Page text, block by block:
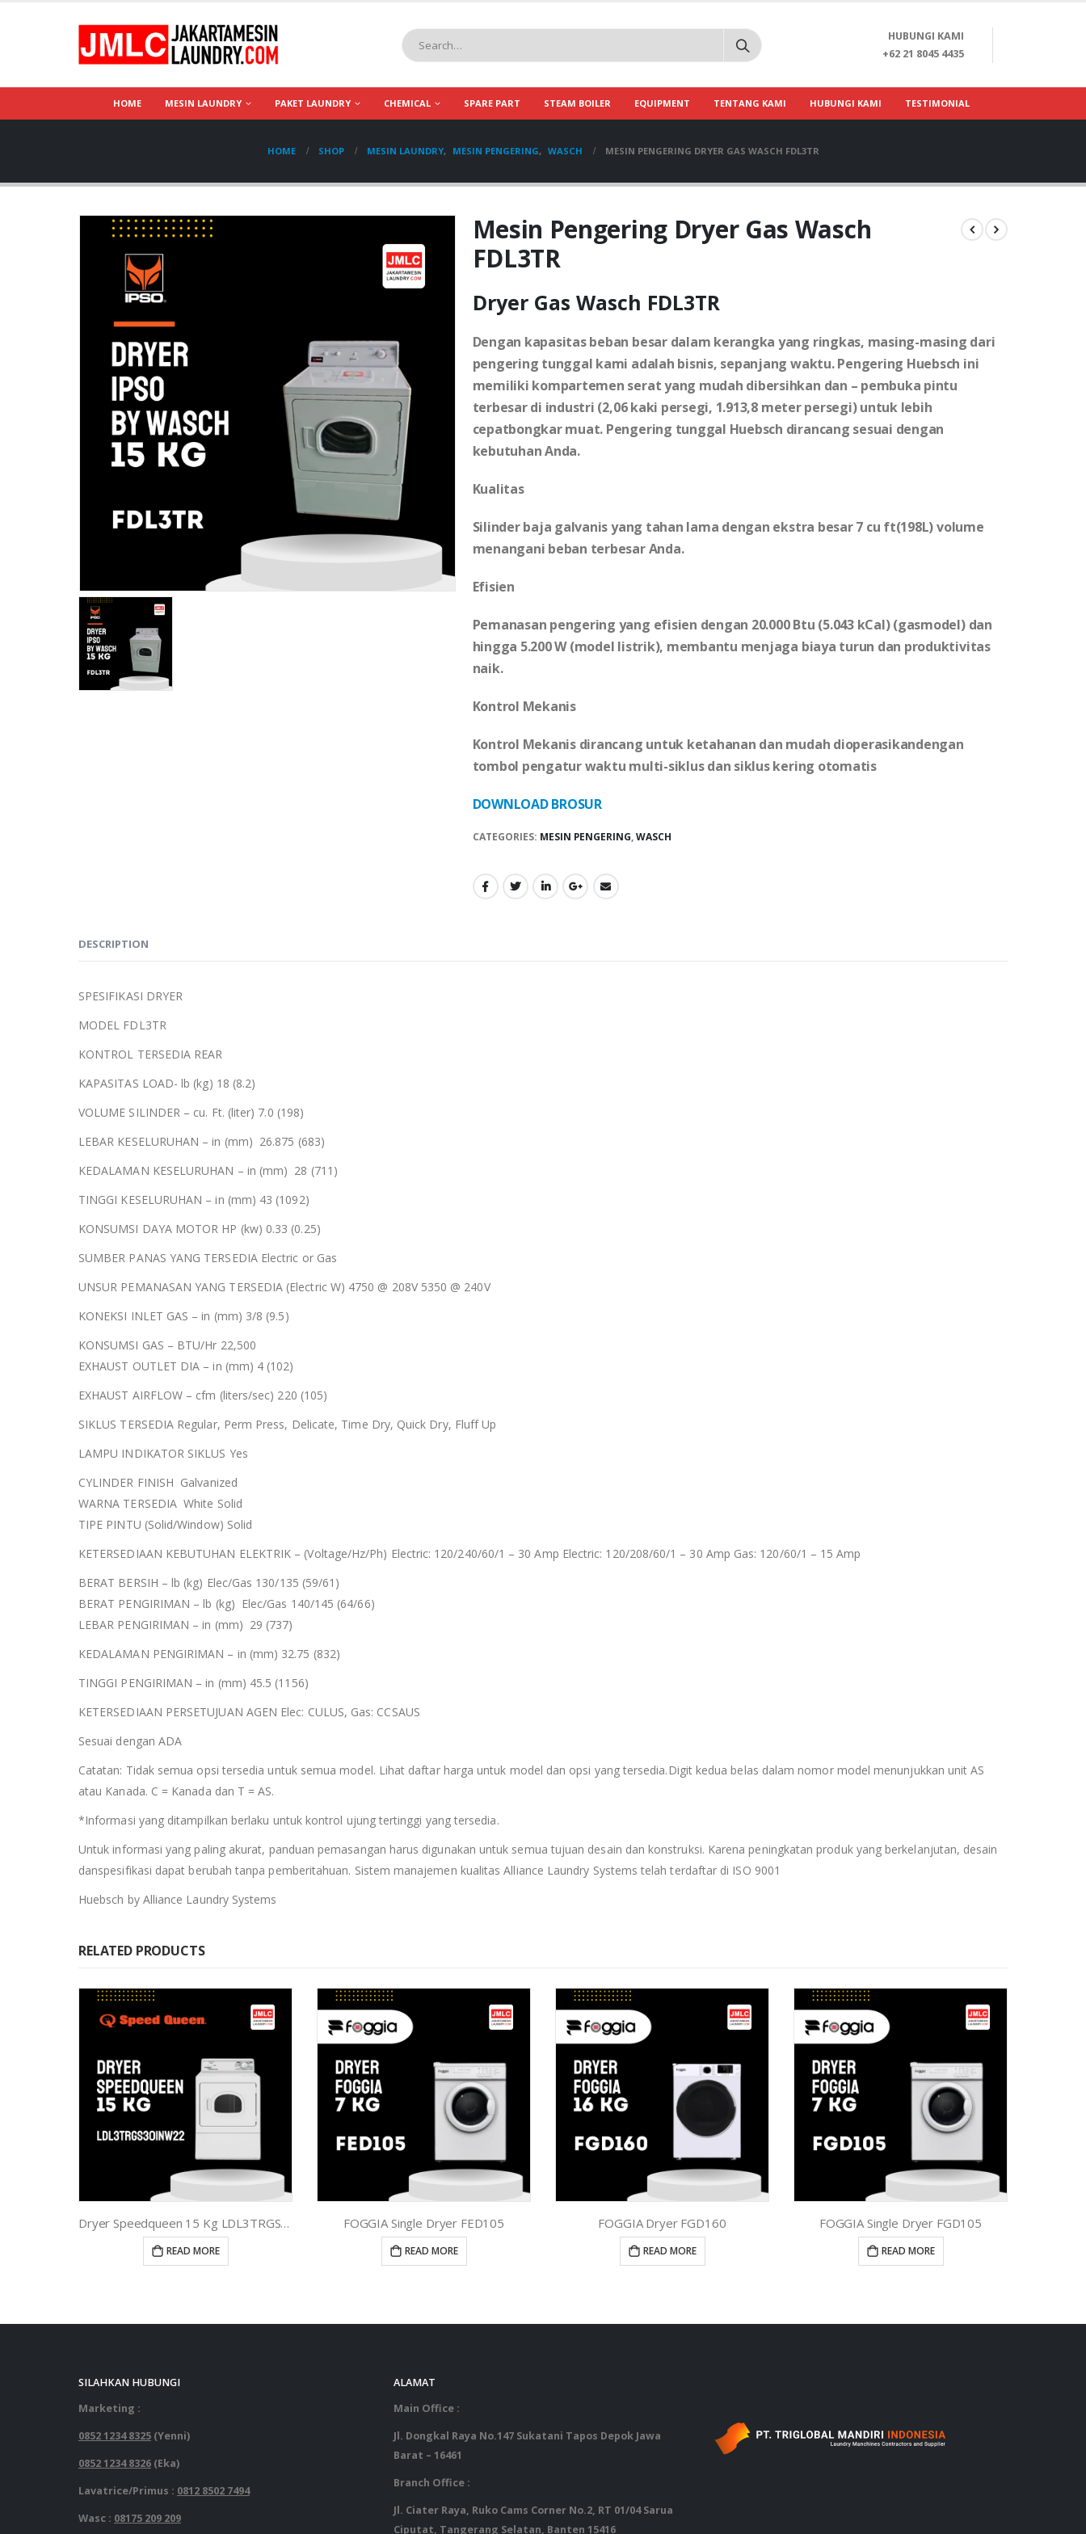
HUBUNGI KAMI
+62 21 8045 4435
HOME MESIN LAUNDRY PAKET LAUNDRY CHEMICAL SPARE PART STEAM BOILER EQUIPMENT TENTANG KAMI HUBUNGI KAMI TESTIMONIAL
HOME SHOP MESIN LAUNDRY, MESIN PENGERING, WASCH MESIN PENGERING DRYER GAS WASCH FDL3TR
Mesin Pengering Dryer Gas Wasch
FDL3TR
Dryer Gas Wasch FDL3TR
Dengan kapasitas beban besar dalam kerangka yang ringkas, masing-masing dari
pengering tunggal kami adalah bisnis, sepanjang waktu. Pengering Huebsch ini
memiliki kompartemen serat yang mudah dibersihkan dan – pembuka pintu
terbesar di industri (2,06 kaki persegi, 1.913,8 meter persegi) untuk lebih
cepatbongkar muat. Pengering tunggal Huebsch dirancang sesuai dengan
kebutuhan Anda.
Kualitas
Silinder baja galvanis yang tahan lama dengan ekstra besar 7 cu ft(198L) volume
menangani beban terbesar Anda.
Efisien
Pemanasan pengering yang efisien dengan 20.000 Btu (5.043 kCal) (gasmodel) dan
hingga 5.200 W (model listrik), membantu menjaga biaya turun dan produktivitas
naik.
Kontrol Mekanis
Kontrol Mekanis dirancang untuk ketahanan dan mudah dioperasikandengan
tombol pengatur waktu multi-siklus dan siklus kering otomatis
DOWNLOAD BROSUR
CATEGORIES: MESIN PENGERING,WASCH
DESCRIPTION
SPESIFIKASI DRYER
MODEL FDL3TR
KONTROL TERSEDIA REAR
KAPASITAS LOAD- lb (kg) 18 (8.2)
VOLUME SILINDER – cu. Ft. (liter) 7.0 (198)
LEBAR KESELURUHAN – in (mm) 26.875 (683)
KEDALAMAN KESELURUHAN – in (mm) 28 (711)
TINGGI KESELURUHAN – in (mm) 43 (1092)
KONSUMSI DAYA MOTOR HP (kw) 0.33 (0.25)
SUMBER PANAS YANG TERSEDIA Electric or Gas
UNSUR PEMANASAN YANG TERSEDIA (Electric W) 4750 @ 208V 5350 @ 240V
KONEKSI INLET GAS – in (mm) 3/8 (9.5)
KONSUMSI GAS – BTU/Hr 22,500
EXHAUST OUTLET DIA – in (mm) 4 (102)
EXHAUST AIRFLOW – cfm (liters/sec) 220 (105)
SIKLUS TERSEDIA Regular, Perm Press, Delicate, Time Dry, Quick Dry, Fluff Up
LAMPU INDIKATOR SIKLUS Yes
CYLINDER FINISH Galvanized
WARNA TERSEDIA White Solid
TIPE PINTU (Solid/Window) Solid
KETERSEDIAAN KEBUTUHAN ELEKTRIK – (Voltage/Hz/Ph) Electric: 120/240/60/1 – 30 Amp Electric: 120/208/60/1 – 30 Amp Gas: 120/60/1 – 15 Amp
BERAT BERSIH – lb (kg) Elec/Gas 130/135 (59/61)
BERAT PENGIRIMAN – lb (kg) Elec/Gas 140/145 (64/66)
LEBAR PENGIRIMAN – in (mm) 29 (737)
KEDALAMAN PENGIRIMAN – in (mm) 32.75 (832)
TINGGI PENGIRIMAN – in (mm) 45.5 (1156)
KETERSEDIAAN PERSETUJUAN AGEN Elec: CULUS, Gas: CCSAUS
Sesuai dengan ADA
Catatan: Tidak semua opsi tersedia untuk semua model. Lihat daftar harga untuk model dan opsi yang tersedia.Digit kedua belas dalam nomor model menunjukkan unit AS
atau Kanada. C = Kanada dan T = AS.
*Informasi yang ditampilkan berlaku untuk kontrol ujung tertinggi yang tersedia.
Untuk informasi yang paling akurat, panduan pemasangan harus digunakan untuk semua tujuan desain dan konstruksi. Karena peningkatan produk yang berkelanjutan, desain
danspesifikasi dapat berubah tanpa pemberitahuan. Sistem manajemen kualitas Alliance Laundry Systems telah terdaftar di ISO 9001
Huebsch by Alliance Laundry Systems
RELATED PRODUCTS
Dryer Speedqueen 15 Kg LDL3TRGS301NW22
READ MORE
FOGGIA Single Dryer FED105
READ MORE
FOGGIA Dryer FGD160
READ MORE
FOGGIA Single Dryer FGD105
READ MORE
SILAHKAN HUBUNGI
Marketing :
0852 1234 8325 (Yenni)
0852 1234 8326 (Eka)
Lavatrice/Primus : 0812 8502 7494
Wasc : 08175 209 209
ALAMAT
Main Office :
Jl. Dongkal Raya No.147 Sukatani Tapos Depok Jawa
Barat – 16461
Branch Office :
Jl. Ciater Raya, Ruko Cams Corner No.2, RT 01/04 Sarua
Ciputat, Tangerang Selatan, Banten 15416